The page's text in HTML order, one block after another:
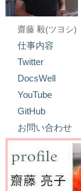
齋藤 毅(ツヨシ)
仕事内容
Twitter
DocsWell
YouTube
GitHub
お問い合わせ